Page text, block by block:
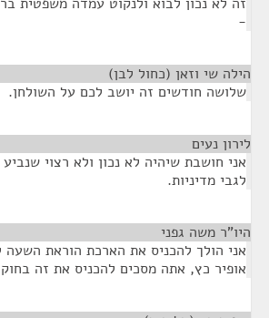
זה לא נכון לבוא ולנקוט עמדה משפטית
-
הילה שי וזאן (כחול לבן)
שלושה חודשים זה יושב לכם על השולחן.
לירון נעים
אני חושבת שיהיה לא נכון ולא רצוי
לגבי מדיניות.
היו"ר משה גפני
אני הולך להכניס את הארכת הוראת השעה
אופיר כץ, אתה מסכים להכניס את זה